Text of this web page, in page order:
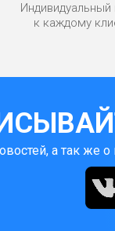
Индивидуальный
к каждому
а так же